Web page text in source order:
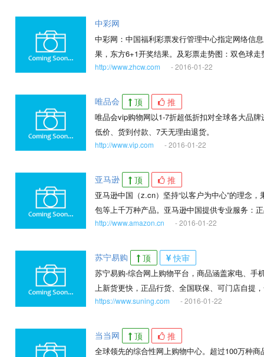
中彩网
中彩网：中国福利彩票发行管理中心指定网络信
果，东方6+1开奖结果。及彩票走势图：双色球
http://www.zhcw.com - 2016-01-22
唯品会 顶 推
唯品会vip购物网以1-7折超低折扣对全球各大品
低价、货到付款、7天无理由退货。
http://www.vip.com - 2016-01-22
亚马逊 顶 推
亚马逊中国（z.cn）坚持“以客户为中心”的理念
包等上千万种产品。亚马逊中国提供专业服务：
国消费者提供便利、快捷的网购体验。
http://www.amazon.cn - 2016-01-22
苏宁易购 顶 快审
苏宁易购-综合网上购物平台，商品涵盖家电、手
上新货更快，正品行货、全国联保、可门店自提
https://www.suning.com - 2016-01-22
当当网 顶 推
全球领先的综合性网上购物中心。超过100万种